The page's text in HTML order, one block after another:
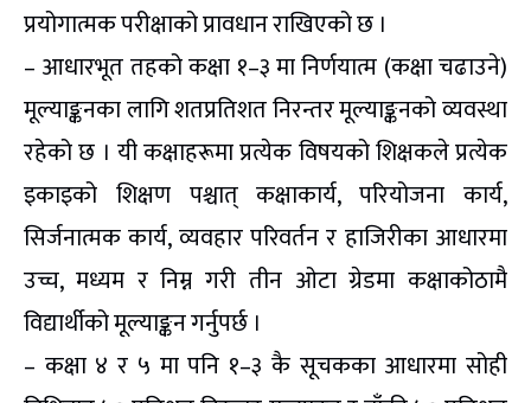
प्रयोगात्मक परीक्षाको प्रावधान राखिएको छ ।
– आधारभूत तहको कक्षा १–३ मा निर्णयात्म (कक्षा चढाउने)
मूल्याङ्कनका लागि शतप्रतिशत निरन्तर मूल्याङ्कनको व्यवस्था
रहेको छ । यी कक्षाहरूमा प्रत्येक विषयको शिक्षकले प्रत्येक
इकाइको शिक्षण पश्चात् कक्षाकार्य, परियोजना कार्य,
सिर्जनात्मक कार्य, व्यवहार परिवर्तन र हाजिरीका आधारमा
उच्च, मध्यम र निम्न गरी तीन ओटा ग्रेडमा कक्षाकोठामै
विद्यार्थीको मूल्याङ्कन गर्नुपर्छ ।
– कक्षा ४ र ५ मा पनि १–३ कै सूचकका आधारमा सोही